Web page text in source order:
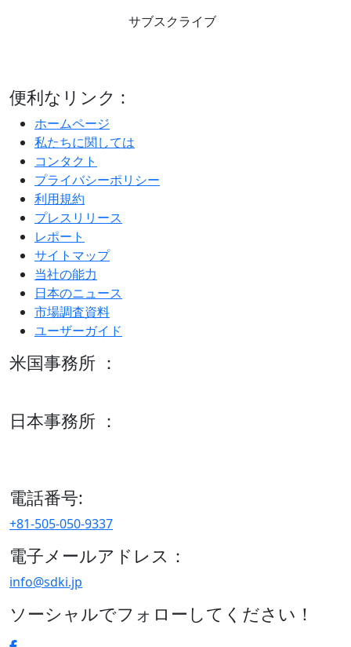
サブスクライブ
便利なリンク :
ホームページ
私たちに関しては
コンタクト
プライバシーポリシー
利用規約
プレスリリース
レポート
サイトマップ
当社の能力
日本のニュース
市場調査資料
ユーザーガイド
米国事務所 ：
日本事務所 ：
電話番号:
+81-505-050-9337
電子メールアドレス：
info@sdki.jp
ソーシャルでフォローしてください！